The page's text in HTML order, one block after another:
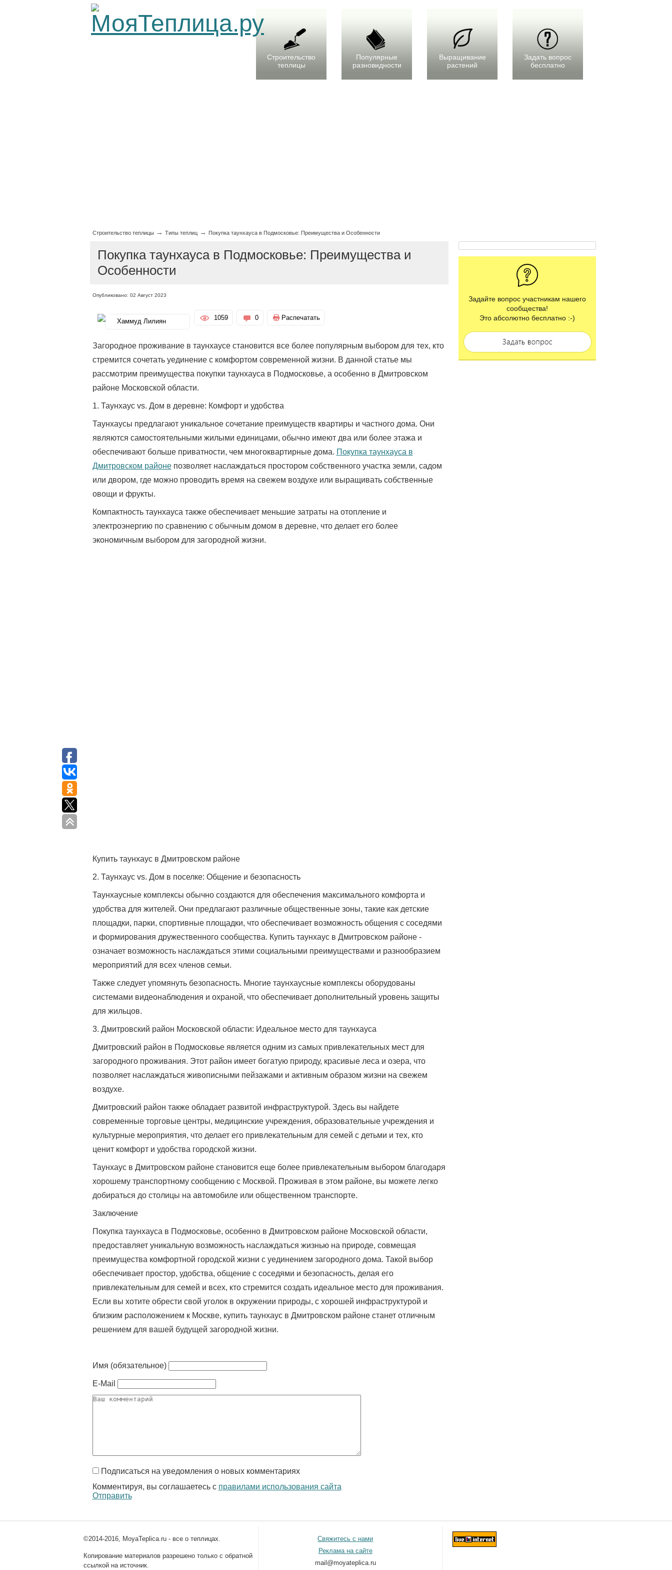
Строительство
теплицы
Популярные
разновидности
Выращивание
растений
Задать вопрос
бесплатно
Строительство теплицы→ Типы теплиц→ Покупка таунхауса в Подмосковье: Преимущества и Особенности
Покупка таунхауса в Подмосковье: Преимущества и
Особенности
Опубликовано: 02 Август 2023
Хаммуд Лилиян 1059 0 Распечатать
Загородное проживание в таунхаусе становится все более популярным выбором для тех, кто
стремится сочетать уединение с комфортом современной жизни. В данной статье мы
рассмотрим преимущества покупки таунхауса в Подмосковье, а особенно в Дмитровском
районе Московской области.
1. Таунхаус vs. Дом в деревне: Комфорт и удобства
Таунхаусы предлагают уникальное сочетание преимуществ квартиры и частного дома. Они
являются самостоятельными жилыми единицами, обычно имеют два или более этажа и
обеспечивают больше приватности, чем многоквартирные дома. Покупка таунхауса в
Дмитровском районепозволяет наслаждаться простором собственного участка земли, садом
или двором, где можно проводить время на свежем воздухе или выращивать собственные
овощи и фрукты.
Компактность таунхауса также обеспечивает меньшие затраты на отопление и
электроэнергию по сравнению с обычным домом в деревне, что делает его более
экономичным выбором для загородной жизни.
Купить таунхаус в Дмитровском районе
2. Таунхаус vs. Дом в поселке: Общение и безопасность
Таунхаусные комплексы обычно создаются для обеспечения максимального комфорта и
удобства для жителей. Они предлагают различные общественные зоны, такие как детские
площадки, парки, спортивные площадки, что обеспечивает возможность общения с соседями
и формирования дружественного сообщества. Купить таунхаус в Дмитровском районе -
означает возможность наслаждаться этими социальными преимуществами и разнообразием
мероприятий для всех членов семьи.
Также следует упомянуть безопасность. Многие таунхаусные комплексы оборудованы
системами видеонаблюдения и охраной, что обеспечивает дополнительный уровень защиты
для жильцов.
3. Дмитровский район Московской области: Идеальное место для таунхауса
Дмитровский район в Подмосковье является одним из самых привлекательных мест для
загородного проживания. Этот район имеет богатую природу, красивые леса и озера, что
позволяет наслаждаться живописными пейзажами и активным образом жизни на свежем
воздухе.
Дмитровский район также обладает развитой инфраструктурой. Здесь вы найдете
современные торговые центры, медицинские учреждения, образовательные учреждения и
культурные мероприятия, что делает его привлекательным для семей с детьми и тех, кто
ценит комфорт и удобства городской жизни.
Таунхаус в Дмитровском районе становится еще более привлекательным выбором благодаря
хорошему транспортному сообщению с Москвой. Проживая в этом районе, вы можете легко
добираться до столицы на автомобиле или общественном транспорте.
Заключение
Покупка таунхауса в Подмосковье, особенно в Дмитровском районе Московской области,
предоставляет уникальную возможность наслаждаться жизнью на природе, совмещая
преимущества комфортной городской жизни с уединением загородного дома. Такой выбор
обеспечивает простор, удобства, общение с соседями и безопасность, делая его
привлекательным для семей и всех, кто стремится создать идеальное место для проживания.
Если вы хотите обрести свой уголок в окружении природы, с хорошей инфраструктурой и
близким расположением к Москве, купить таунхаус в Дмитровском районе станет отличным
решением для вашей будущей загородной жизни.
Имя (обязательное)
E-Mail
Подписаться на уведомления о новых комментариях
Комментируя, вы соглашаетесь с правилами использования сайта
Отправить
Задайте вопрос участникам нашего
сообщества!
Это абсолютно бесплатно :-)
©2014-2016, MoyaTeplica.ru - все о теплицах.
Копирование материалов разрешено только с обратной
ссылкой на источник.
Свяжитесь с нами
Реклама на сайте
mail@moyateplica.ru